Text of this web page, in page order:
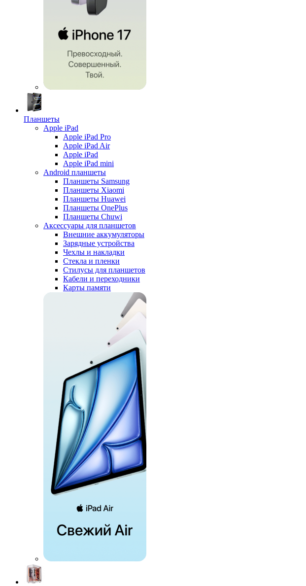
Планшеты
Apple iPad
Apple iPad Pro
Apple iPad Air
Apple iPad
Apple iPad mini
Android планшеты
Планшеты Samsung
Планшеты Xiaomi
Планшеты Huawei
Планшеты OnePlus
Планшеты Chuwi
Аксессуары для планшетов
Внешние аккумуляторы
Зарядные устройства
Чехлы и накладки
Стекла и пленки
Стилусы для планшетов
Кабели и переходники
Карты памяти